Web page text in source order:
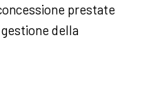
prestate
della